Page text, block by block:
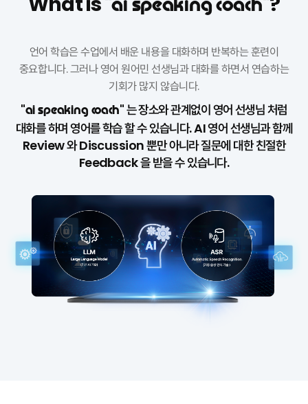
ai speaking coach
언어 학습은 수업에서 배운 내용을 대화하며 반복하는 훈련이
중요합니다.그러나 영어 원어민 선생님과 대화를 하면서 연습하는
기회가 많지 않습니다.
"ai speaking coach" 는 장소와 관계없이 영어 선생님 처럼
대화를 하며 영어를 학습 할 수 있습니다.AI 영어 선생님과 함께
Review 와 Discussion 뿐만 아니라 질문에 대한 친절한
Feedback 을 받을 수 있습니다.